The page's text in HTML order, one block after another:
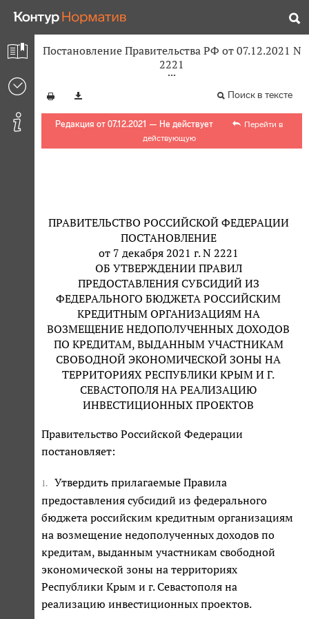
Постановление Правительства РФ от 07.12.2021 N
2221
Поиск в тексте
Редакция от 07.12.2021 — Не действует
Перейти в
действующую
ПРАВИТЕЛЬСТВО РОССИЙСКОЙ ФЕДЕРАЦИИ
ПОСТАНОВЛЕНИЕ
от 7 декабря 2021 г. N 2221
ОБ УТВЕРЖДЕНИИ ПРАВИЛ
ПРЕДОСТАВЛЕНИЯ СУБСИДИЙ ИЗ
ФЕДЕРАЛЬНОГО БЮДЖЕТА РОССИЙСКИМ
КРЕДИТНЫМ ОРГАНИЗАЦИЯМ НА
ВОЗМЕЩЕНИЕ НЕДОПОЛУЧЕННЫХ ДОХОДОВ
ПО КРЕДИТАМ, ВЫДАННЫМ УЧАСТНИКАМ
СВОБОДНОЙ ЭКОНОМИЧЕСКОЙ ЗОНЫ НА
ТЕРРИТОРИЯХ РЕСПУБЛИКИ КРЫМ И Г.
СЕВАСТОПОЛЯ НА РЕАЛИЗАЦИЮ
ИНВЕСТИЦИОННЫХ ПРОЕКТОВ
Правительство Российской Федерации
постановляет:
1.
Утвердить прилагаемые Правила
предоставления субсидий из федерального
бюджета российским кредитным организациям
на возмещение недополученных доходов по
кредитам, выданным участникам свободной
экономической зоны на территориях
Республики Крым и г. Севастополя на
реализацию инвестиционных проектов.